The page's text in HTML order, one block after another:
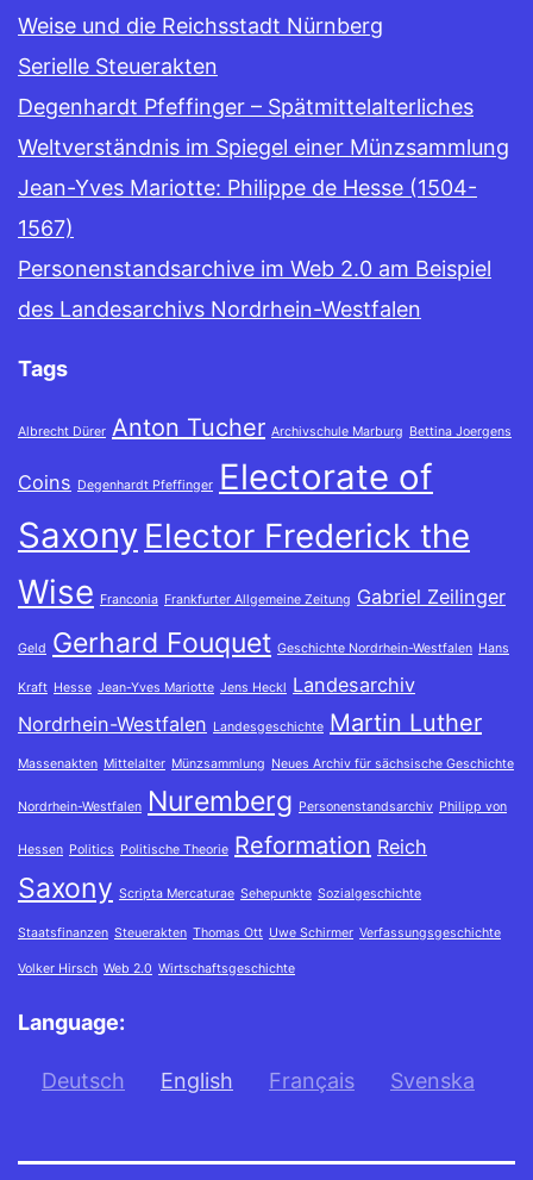
Weise und die Reichsstadt Nürnberg
Serielle Steuerakten
Degenhardt Pfeffinger – Spätmittelalterliches
Weltverständnis im Spiegel einer Münzsammlung
Jean-Yves Mariotte: Philippe de Hesse (1504-
1567)
Personenstandsarchive im Web 2.0 am Beispiel
des Landesarchivs Nordrhein-Westfalen
Tags
Albrecht Dürer Anton Tucher Archivschule Marburg Bettina Joergens
Coins Degenhardt Pfeffinger Electorate of
Saxony Elector Frederick the
Wise Franconia Frankfurter Allgemeine Zeitung Gabriel Zeilinger
Geld Gerhard Fouquet Geschichte Nordrhein-Westfalen Hans
Kraft Hesse Jean-Yves Mariotte Jens Heckl Landesarchiv
Nordrhein-Westfalen Landesgeschichte Martin Luther
Massenakten Mittelalter Münzsammlung Neues Archiv für sächsische Geschichte
Nordrhein-Westfalen Nuremberg Personenstandsarchiv Philipp von
Hessen Politics Politische Theorie Reformation Reich
Saxony Scripta Mercaturae Sehepunkte Sozialgeschichte
Staatsfinanzen Steuerakten Thomas Ott Uwe Schirmer Verfassungsgeschichte
Volker Hirsch Web 2.0 Wirtschaftsgeschichte
Language:
Deutsch English Français Svenska